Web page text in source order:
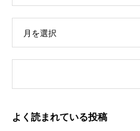
月を選択
よく読まれている投稿